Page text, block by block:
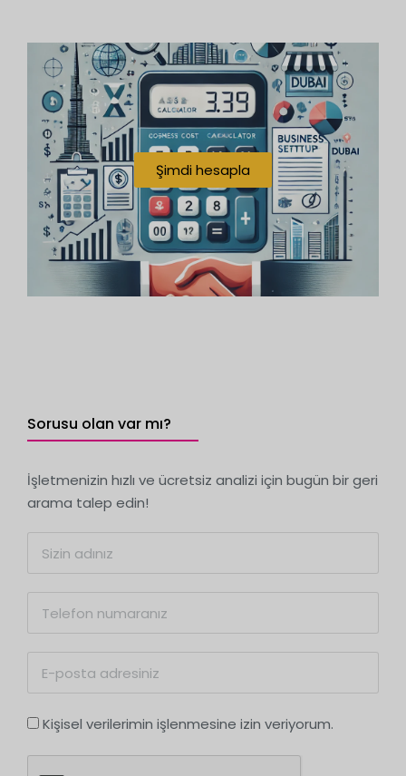
Şimdi hesapla
Sorusu olan var mı?
İşletmenizin hızlı ve ücretsiz analizi için bugün bir geri
arama talep edin!
Kişisel verilerimin işlenmesine izin veriyorum.